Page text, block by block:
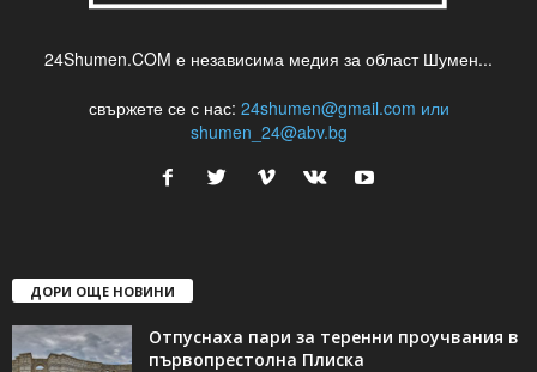
24Shumen.COM е независима медия за област Шумен...
свържете се с нас: 24shumen@gmail.com или
shumen_24@abv.bg
ДОРИ ОЩЕ НОВИНИ
Отпуснаха пари за теренни проучвания в
първопрестолна Плиска